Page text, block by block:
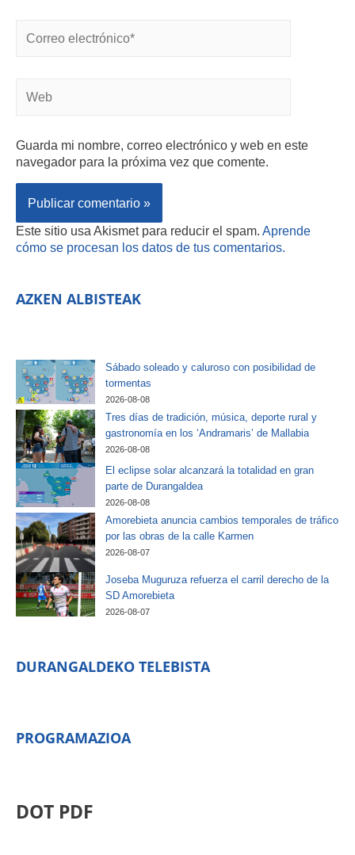
Guarda mi nombre, correo electrónico y web en este
navegador para la próxima vez que comente.
Este sitio usa Akismet para reducir el spam. Aprende
cómo se procesan los datos de tus comentarios.
AZKEN ALBISTEAK
Sábado soleado y caluroso con posibilidad de
tormentas
2026-08-08
Tres días de tradición, música, deporte rural y
gastronomía en los ‘Andramaris’ de Mallabia
2026-08-08
El eclipse solar alcanzará la totalidad en gran
parte de Durangaldea
2026-08-08
Amorebieta anuncia cambios temporales de tráfico
por las obras de la calle Karmen
2026-08-07
Joseba Muguruza refuerza el carril derecho de la
SD Amorebieta
2026-08-07
DURANGALDEKO TELEBISTA
PROGRAMAZIOA
DOT PDF